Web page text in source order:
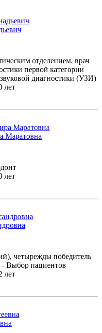
отделением, врач
первой категории
диагностики (УЗИ)
лет
Маратовна
лет
четырежды победитель
Выбор пациентов
лет